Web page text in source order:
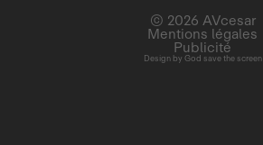
Design by God save the screen
© 2026 AVcesar
Mentions légales
Publicité